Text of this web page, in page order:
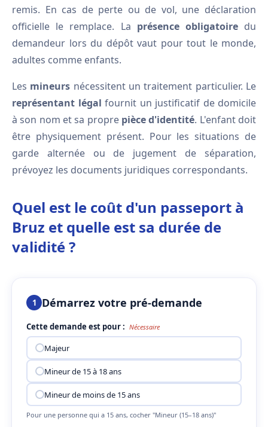
remis. En cas de perte ou de vol, une déclaration
officielle le remplace. La présence obligatoiredu
demandeur lors du dépôt vaut pour tout le monde,
adultes comme enfants.
Les mineurs nécessitent un traitement particulier. Le
représentant légal fournit un justificatif de domicile
à son nom et sa propre pièce d'identité. L'enfant doit
être physiquement présent. Pour les situations de
garde alternée ou de jugement de séparation,
prévoyez les documents juridiques correspondants.
Quel est le coût d'un passeport à
Bruz et quelle est sa durée de
validité ?
1 Démarrez votre pré-demande
Cette demande est pour : Nécessaire
Majeur
Mineur de 15 à 18 ans
Mineur de moins de 15 ans
Pour une personne qui a 15 ans, cocher "Mineur (15–18 ans)"